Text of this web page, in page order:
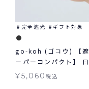
完全遮光 ギフト対象
go-koh (ゴコウ) 【遮
ーパーコンパクト】
りたたみ 晴雨兼用 ギ
¥5,060税込